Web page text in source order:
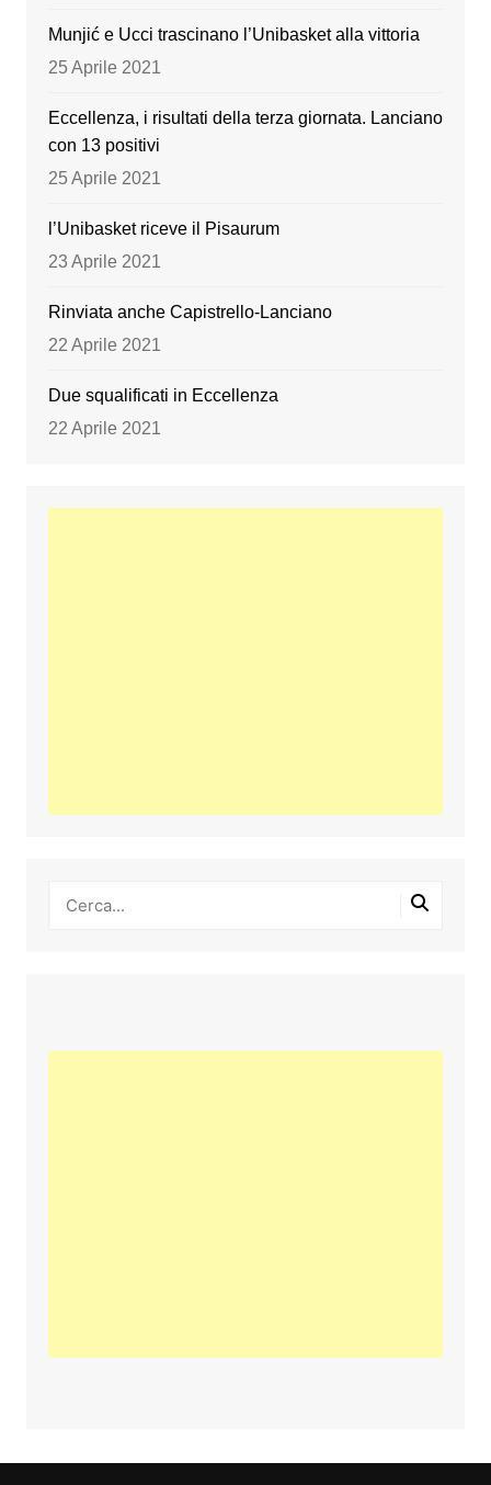
Munjić e Ucci trascinano l’Unibasket alla vittoria
25 Aprile 2021
Eccellenza, i risultati della terza giornata. Lanciano
con 13 positivi
25 Aprile 2021
l’Unibasket riceve il Pisaurum
23 Aprile 2021
Rinviata anche Capistrello-Lanciano
22 Aprile 2021
Due squalificati in Eccellenza
22 Aprile 2021